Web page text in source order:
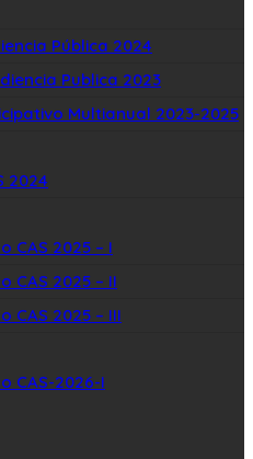
Pública 2024
Publica 2023
Multianual 2023-2025
2024
CAS 2025 – I
CAS 2025 – II
CAS 2025 – III
CAS-2026-I